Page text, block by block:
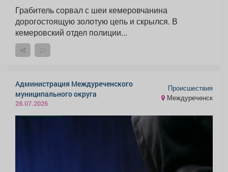
Грабитель сорвал с шеи кемеровчанина
дорогостоящую золотую цепь и скрылся. В
кемеровский отдел полиции...
Администрация Междуреченского
муниципального округа
28.07.2026
Происшествия
Междуреченск